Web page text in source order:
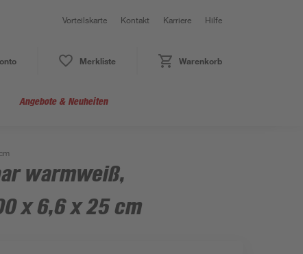
Vorteilskarte Kontakt Karriere Hilfe
Merkliste Warenkorb
Angebote & Neuheiten
warmweiß,
x 6,6 x 25 cm